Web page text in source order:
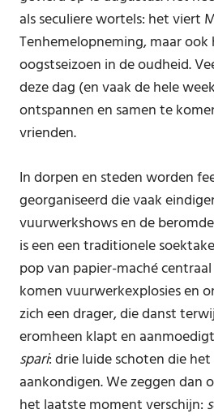
als seculiere wortels: het viert
Tenhemelopneming, maar
oogstseizoen in de oudheid.
deze dag (en vaak de hele
ontspannen en samen te
vrienden.
In dorpen en steden worden
georganiseerd die vaak
vuurwerkshows en de beromde
is een een traditionele
pop van papier-maché
komen vuurwerkexplosies en
zich een drager, die danst
eromheen klapt en
spari: drie luide schoten die
aankondigen. We zeggen dan
het laatste moment verschijn: